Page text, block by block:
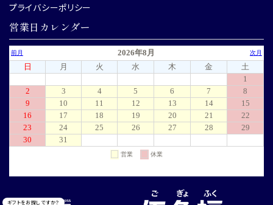
プライバシーポリシー
営業日カレンダー
ギフトをお探しですか？